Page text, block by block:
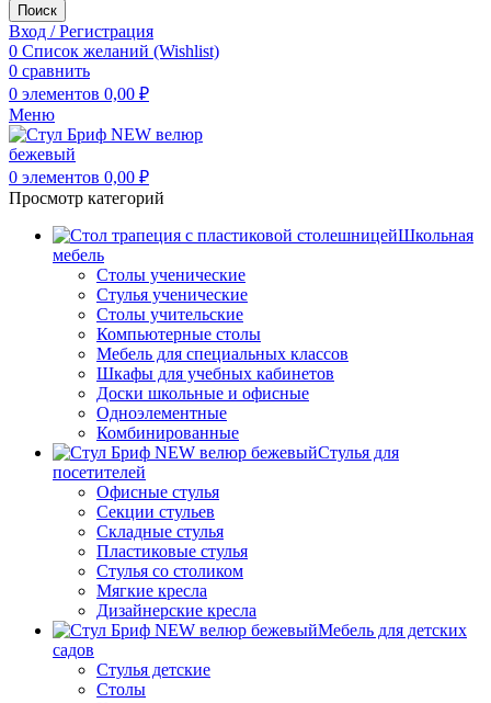
Поиск
Вход / Регистрация
0 Список желаний (Wishlist)
0 сравнить
0 элементов 0,00 ₽
Меню
0 элементов 0,00 ₽
Просмотр категорий
Школьная
мебель
Столы ученические
Стулья ученические
Столы учительские
Компьютерные столы
Мебель для специальных классов
Шкафы для учебных кабинетов
Доски школьные и офисные
Одноэлементные
Комбинированные
Стулья для
посетителей
Офисные стулья
Секции стульев
Складные стулья
Пластиковые стулья
Стулья со столиком
Мягкие кресла
Дизайнерские кресла
Мебель для детских
садов
Стулья детские
Столы